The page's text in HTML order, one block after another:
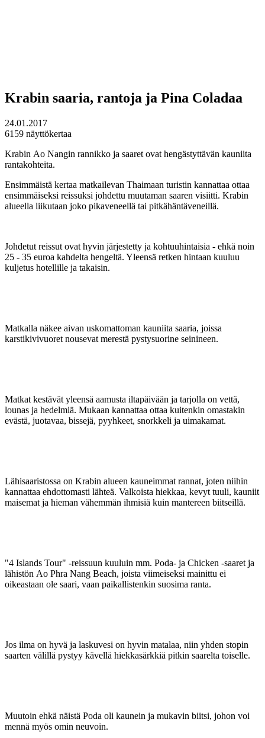
Krabin saaria, rantoja ja Pina Coladaa
24.01.2017
6159 näyttökertaa
Krabin Ao Nangin rannikko ja saaret ovat hengästyttävän kauniita
rantakohteita.
Ensimmäistä kertaa matkailevan Thaimaan turistin kannattaa ottaa
ensimmäiseksi reissuksi johdettu muutaman saaren visiitti. Krabin
alueella liikutaan joko pikaveneellä tai pitkähäntäveneillä.
Johdetut reissut ovat hyvin järjestetty ja kohtuuhintaisia - ehkä noin
25 - 35 euroa kahdelta hengeltä. Yleensä retken hintaan kuuluu
kuljetus hotellille ja takaisin.
Matkalla näkee aivan uskomattoman kauniita saaria, joissa
karstikivivuoret nousevat merestä pystysuorine seinineen.
Matkat kestävät yleensä aamusta iltapäivään ja tarjolla on vettä,
lounas ja hedelmiä. Mukaan kannattaa ottaa kuitenkin omastakin
evästä, juotavaa, bissejä, pyyhkeet, snorkkeli ja uimakamat.
Lähisaaristossa on Krabin alueen kauneimmat rannat, joten niihin
kannattaa ehdottomasti lähteä. Valkoista hiekkaa, kevyt tuuli, kauniit
maisemat ja hieman vähemmän ihmisiä kuin mantereen biitseillä.
"4 Islands Tour" -reissuun kuuluin mm. Poda- ja Chicken -saaret ja
lähistön Ao Phra Nang Beach, joista viimeiseksi mainittu ei
oikeastaan ole saari, vaan paikallistenkin suosima ranta.
Jos ilma on hyvä ja laskuvesi on hyvin matalaa, niin yhden stopin
saarten välillä pystyy kävellä hiekkasärkkiä pitkin saarelta toiselle.
Muutoin ehkä näistä Poda oli kaunein ja mukavin biitsi, johon voi
mennä myös omin neuvoin.